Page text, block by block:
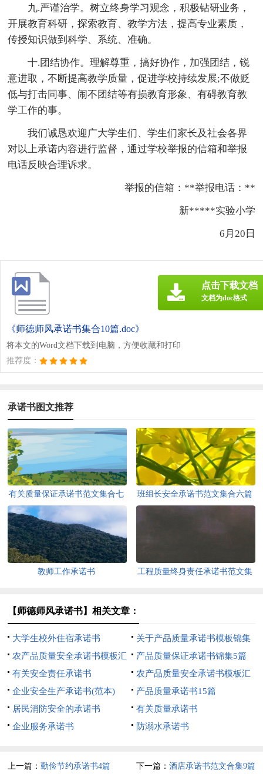
九.严谨治学。树立终身学习观念，积极钻研业务，
开展教育科研，探索教育、教学方法，提高专业素质，
传授知识做到科学、系统、准确。
十.团结协作。理解尊重，搞好协作，加强团结，锐
意进取，不断提高教学质量，促进学校持续发展;不做贬
低与打击同事、闹不团结等有损教育形象、有碍教育教
学工作的事。
我们诚恳欢迎广大学生们、学生们家长及社会各界
对以上承诺内容进行监督，通过学校举报的信箱和举报
电话反映合理诉求。
举报的信箱：**举报电话：**
新*****实验小学
6月20日
《师德师风承诺书集合10篇.doc》
将本文的Word文档下载到电脑，方便收藏和打印
推荐度：
点击下载文档
文档为doc格式
承诺书图文推荐
有关质量保证承诺书范文集合七
班组长安全承诺书范文集合六篇
教师工作承诺书
工程质量终身责任承诺书范文集
【师德师风承诺书】相关文章：
大学生校外住宿承诺书
关于产品质量承诺书模板锦集
5篇
农产品质量安全承诺书模板汇
总六篇
产品质量保证承诺书锦集5篇
有关安全责任承诺书
农产品质量安全承诺书模板汇
编九篇
企业安全生产承诺书(范本)
产品质量承诺书15篇
居民消防安全的承诺书
有关质量承诺书
企业服务承诺书
防溺水承诺书
上一篇：勤俭节约承诺书4篇 下一篇： 酒店承诺书范文合集9篇